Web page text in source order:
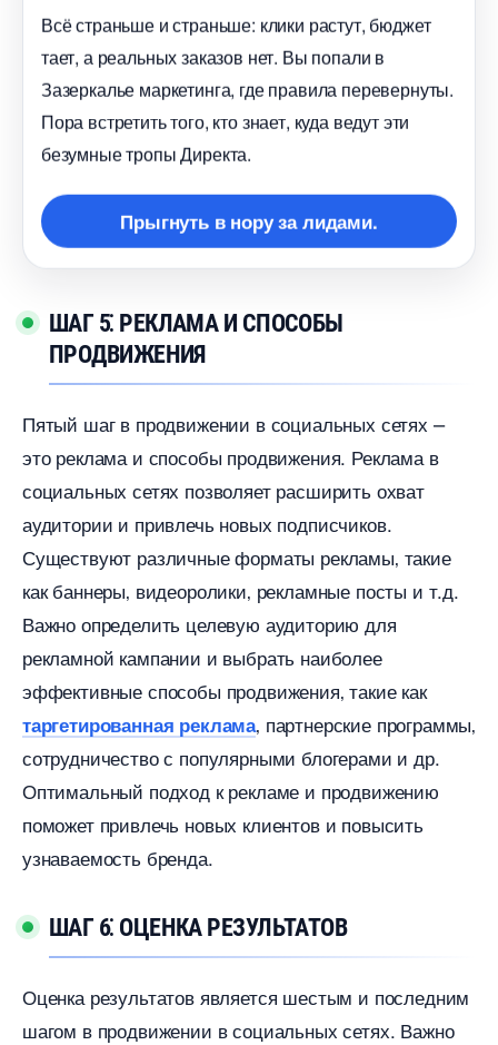
сё страньше и страньше: клики растут, бюджет
тает, а реальных заказов нет. Вы попали
Зазеркалье маркетинга, где правила перевернуты.
Пора встретить того, кто знает, куда ведут эти
езумные тропы Директа.
Прыгнуть в нору за лидами.
ШАГ 5⁚ РЕКЛАМА И СПОСОБЫ
ПРОДВИЖЕНИЯ
Пятый шаг в продвижении в социальных сетях ⎼
это реклама и способы продвижения.​ Реклама
социальных сетях позволяет расширить охват
аудитории и привлечь новых подписчиков.​
Существуют различные форматы рекламы‚ такие
как баннеры‚ видеоролики‚ рекламные посты и т.​д.
ажно определить целевую аудиторию для
рекламной кампании и выбрать наиболее
эффективные способы продвижения‚ такие как
таргетированная рекламапартнерские программы
сотрудничество с популярными блогерами и др.​
Оптимальный подход к рекламе и продвижению
поможет привлечь новых клиентов и повысить
узнаваемость бренда.​
ШАГ 6⁚ ОЦЕНКА РЕЗУЛЬТАТО
Оценка результатов является шестым и последним
шагом в продвижении в социальных сетях.​ Важно